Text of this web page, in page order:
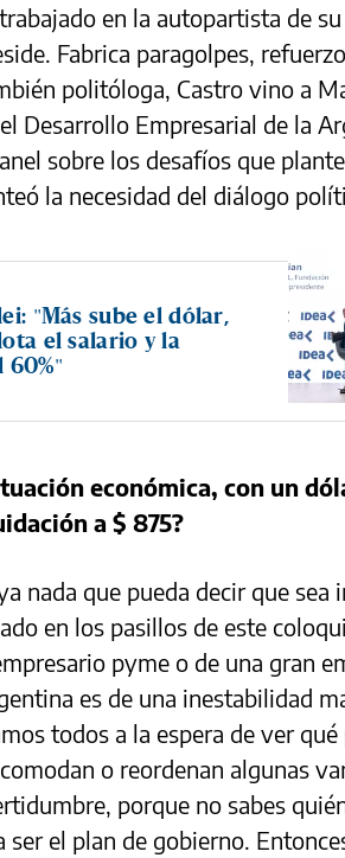
en la autopartista de
Fabrica paragolpes,
politóloga, Castro vino a
Desarrollo Empresarial de la
sobre los desafíos que
la necesidad del diálogo
"Más sube el dólar,
el salario y la
60%"
económica, con un
a $ 875?
nada que pueda decir que sea
en los pasillos de este
pyme o de una gran
es de una inestabilidad
todos a la espera de ver
o reordenan algunas
porque no sabes
ser el plan de gobierno.